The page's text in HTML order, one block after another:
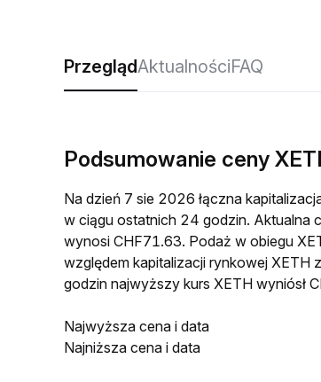
PrzeglądAktualnościFAQ
Podsumowanie ceny
Na dzień 7 sie 2026 łączna
w ciągu ostatnich 24 godzin.
wynosi CHF71.63. Podaż w obiegu
względem kapitalizacji rynkowej
godzin najwyższy kurs XETH wyniósł
Najwyższa cena i data
Najniższa cena i data